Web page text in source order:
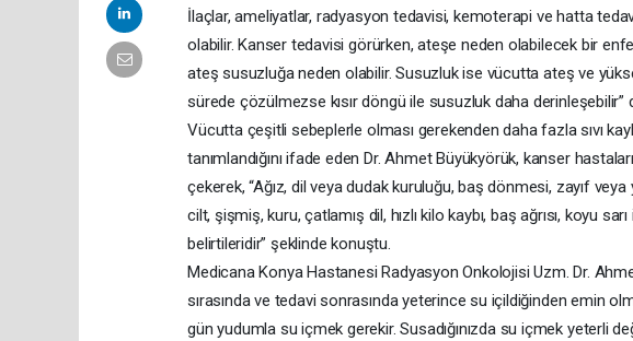
İlaçlar, ameliyatlar, radyasyon tedavisi, kemoterapi ve hatta
olabilir. Kanser tedavisi görürken, ateşe neden olabilecek bir
ateş susuzluğa neden olabilir. Susuzluk ise vücutta ateş ve
sürede çözülmezse kısır döngü ile susuzluk daha derinleşebilir”
Vücutta çeşitli sebeplerle olması gerekenden daha fazla sıvı
tanımlandığını ifade eden Dr. Ahmet Büyükyörük, kanser
çekerek, “Ağız, dil veya dudak kuruluğu, baş dönmesi, zayıf veya
cilt, şişmiş, kuru, çatlamış dil, hızlı kilo kaybı, baş ağrısı, koyu
belirtileridir” şeklinde konuştu.
Medicana Konya Hastanesi Radyasyon Onkolojisi Uzm. Dr.
sırasında ve tedavi sonrasında yeterince su içildiğinden emin
gün yudumla su içmek gerekir. Susadığınızda su içmek yeterli